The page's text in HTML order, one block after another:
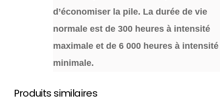
d’économiser la pile. La durée de vie
normale est de 300 heures à intensité
maximale et de 6 000 heures à intensité
minimale.
Produits similaires